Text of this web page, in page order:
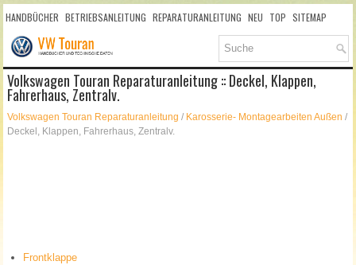
HANDBÜCHER BETRIEBSANLEITUNG REPARATURANLEITUNG NEU TOP SITEMAP
SUCHLAUF
Volkswagen Touran Reparaturanleitung :: Deckel, Klappen,
Fahrerhaus, Zentralv.
Volkswagen Touran Reparaturanleitung / Karosserie- Montagearbeiten Außen /
Deckel, Klappen, Fahrerhaus, Zentralv.
Frontklappe